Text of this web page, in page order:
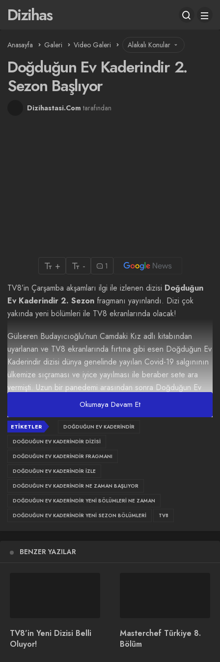
Dizihas
Anasayfa Galeri Video Galeri Alakalı Konular
Doğduğun Ev Kaderindir 2.
Sezon Başlıyor
Dizihastasi.Com tarafından
+ - 1
TV8’in Çarşamba akşamları ilgi ile izlenen dizisi Doğduğun
Ev Kaderindir 2. Sezon fragmanı yayınlandı. Dizi çok
yakında yeni bölümleri ile TV8 ekranlarında olacak!
Gülseren Budayıcıoğlu’nun Camdaki Kız adlı kitabından
uyarlanan ve TV8 ekranlarında fırtına gibi esen Doğduğun Ev
Kaderindir dizisi dünya genelinde yayılan Covid-19 salgınının
ülkemize sıçraması ve iyice yayılması ile beraber sete ara
vermişti. Uzun bir panedemi arasından sonra Doğduğun Ev
ile ekranları gelip sezon finali yapmıştı.
Sezon finali ardından pandemi süreci ile bir kaç bölüm daha
çekilen Doğduğun Ev Kaderindir dizisinden 2. sezon
Doğduğun Ev Kaderindir
2. Sezon Fragmanı
Okumaya Devam Et
ETIKETLER
DOĞDUĞUN EV KADERINDIR
DOĞDUĞUN EV KADERINDIR DIZISI
DOĞDUĞUN EV KADERINDIR FRAGMANI
DOĞDUĞUN EV KADERINDIR IZLE
DOĞDUĞUN EV KADERINDIR NE ZAMAN BAŞLIYOR
DOĞDUĞUN EV KADERINDIR YENI BÖLÜMLERI NE ZAMAN
DOĞDUĞUN EV KADERINDIR YENI SEZON BÖLÜMLERI
TV8
BENZER YAZILAR
TV8’in Yeni Dizisi Belli
Oluyor!
Masterchef Türkiye 8.
Bölüm